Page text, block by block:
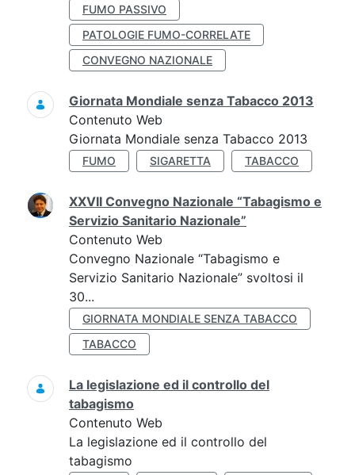
FUMO PASSIVO
PATOLOGIE FUMO-CORRELATE
CONVEGNO NAZIONALE
Giornata Mondiale senza Tabacco 2013
Contenuto Web
Giornata Mondiale senza Tabacco 2013
FUMO SIGARETTA TABACCO
XXVII Convegno Nazionale “Tabagismo e
Servizio Sanitario Nazionale”
Contenuto Web
Convegno Nazionale “Tabagismo e
Servizio Sanitario Nazionale” svoltosi il
30...
GIORNATA MONDIALE SENZA TABACCO
TABACCO
La legislazione ed il controllo del
tabagismo
Contenuto Web
La legislazione ed il controllo del
tabagismo